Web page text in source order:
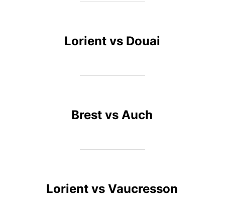
Lorient vs Douai
Brest vs Auch
Lorient vs Vaucresson